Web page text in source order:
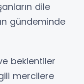
dile
gündeminde
beklentiler
mercilere